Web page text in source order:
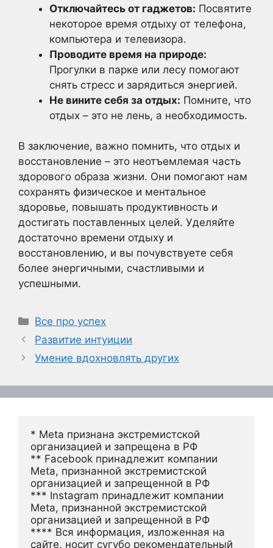
Отключайтесь от гаджетов: Посвятите
некоторое время отдыху от телефона,
компьютера и телевизора.
Проводите время на природе:
Прогулки в парке или лесу помогают
снять стресс и зарядиться энергией.
Не вините себя за отдых: Помните, что
отдых – это не лень, а необходимость.
В заключение, важно помнить, что отдых и
восстановление – это неотъемлемая часть
здорового образа жизни. Они помогают нам
сохранять физическое и ментальное
здоровье, повышать продуктивность и
достигать поставленных целей. Уделяйте
достаточно времени отдыху и
восстановлению, и вы почувствуете себя
более энергичными, счастливыми и
успешными.
Рубрики
Все про успех
Развитие интуиции
Умение вдохновлять других
* Meta признана экстремистской
организацией и запрещена в РФ
** Facebook принадлежит компании
Meta, признанной экстремистской
организацией и запрещенной в РФ
*** Instagram принадлежит компании
Meta, признанной экстремистской
организацией и запрещенной в РФ
**** Вся информация, изложенная на
сайте, носит сугубо рекомендательный